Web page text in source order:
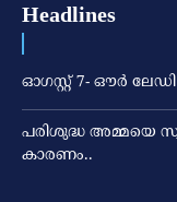
Headlines
ഓഗസ്റ്റ് 7- ഔര്‍
പരിശുദ്ധ അമ്മയെ
കാരണം..